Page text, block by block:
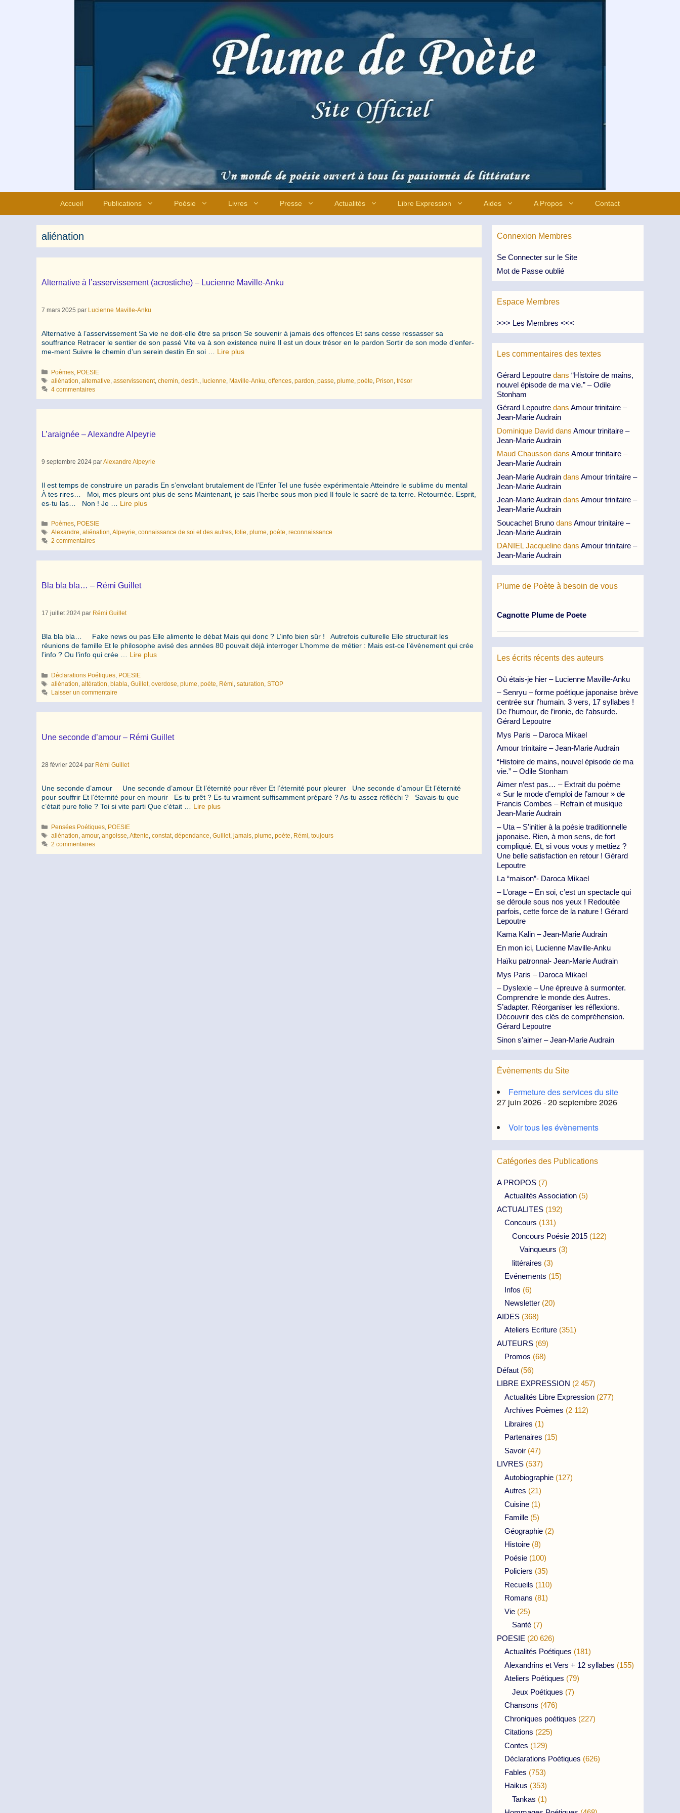
Accueil Publications Poésie Livres Presse Actualités Libre Expression Aides A Propos Contact
aliénation
Alternative à l’asservissement (acrostiche) – Lucienne Maville-Anku
7 mars 2025 par Lucienne Maville-Anku
Alternative à l’asservissement Sa vie ne doit-elle être sa prison Se souvenir à jamais des offences Et sans cesse ressasser sa
souffrance Retracer le sentier de son passé Vite va à son existence nuire Il est un doux trésor en le pardon Sortir de son mode d’enfer-
me-ment Suivre le chemin d’un serein destin En soi … Lire plus
Catégories
Poèmes POESIE
Étiquettes
aliénation ,alternative ,asservissenent,chemin ,destin. ,lucienne Maville-Anku ,offences ,pardon ,passe ,plume ,poète Prison ,trésor
4 commentaires
L’araignée – Alexandre Alpeyrie
9 septembre 2024 parAlexandre Alpeyrie
Il est temps de construire un paradis En s’envolant brutalement de l’Enfer Tel une fusée expérimentale Atteindre le sublime du mental
À tes rires… Moi, mes pleurs ont plus de sens Maintenant, je sais l’herbe sous mon pied Il foule le sacré de ta terre. Retournée. Esprit,
es-tu las… Non ! Je … Lire plus
Catégories
Poèmes, POESIE
Étiquettes
Alexandre,aliénation,Alpeyrie,connaissance de soi et des autres,folie,plume,poète,reconnaissance
2 commentaires
Bla bla bla… – Rémi Guillet
17 juillet 2024 par Rémi Guillet
Bla bla bla… Fake news ou pas Elle alimente le débat Mais qui donc ? L’info bien sûr ! Autrefois culturelle Elle structurait les
réunions de famille Et le philosophe avisé des années 80 pouvait déjà interroger L’homme de métier : Mais est-ce l’évènement qui crée
l’info ? Ou l’info qui crée … Lire plus
Catégories
Déclarations Poétiques, POESIE
Étiquettes
aliénation,altération, blabla,Guillet,overdose,plume,poète, Rémi,saturation,STOP
Laisser un commentaire
Une seconde d’amour – Rémi Guillet
28 février 2024 par Rémi Guillet
Une seconde d’amour Une seconde d’amour Et l’éternité pour rêver Et l’éternité pour pleurer Une seconde d’amour Et l’éternité
pour souffrir Et l’éternité pour en mourir Es-tu prêt ? Es-tu vraiment suffisamment préparé ? As-tu assez réfléchi ? Savais-tu que
c’était pure folie ? Toi si vite parti Que c’était … Lire plus
Catégories
Pensées Poétiques, POESIE
Étiquettes
aliénation,amour,angoisse,Attente,constat,dépendance,Guillet,jamais,plume,poète, Rémi,toujours
2 commentaires
Connexion Membres
Se Connecter sur le Site
Mot de Passe oublié
Espace Membres
>>> Les Membres <<<
Les commentaires des textes
Gérard Lepoutre dans “Histoire de mains,
nouvel épisode de ma vie.” – Odile
Stonham
Gérard Lepoutre dans Amour trinitaire –
Jean-Marie Audrain
Dominique David dans Amour trinitaire –
Jean-Marie Audrain
Maud Chausson dans Amour trinitaire –
Jean-Marie Audrain
Jean-Marie Audrain dans Amour trinitaire –
Jean-Marie Audrain
Jean-Marie Audrain dans Amour trinitaire –
Jean-Marie Audrain
Soucachet Bruno dans Amour trinitaire –
Jean-Marie Audrain
DANIEL Jacqueline dans Amour trinitaire –
Jean-Marie Audrain
Plume de Poète à besoin de vous
Cagnotte Plume de Poete
Les écrits récents des auteurs
Où étais-je hier – Lucienne Maville-Anku
– Senryu – forme poétique japonaise brève
centrée sur l’humain. 3 vers, 17 syllabes !
De l’humour, de l’ironie, de l’absurde.
Gérard Lepoutre
Mys Paris – Daroca Mikael
Amour trinitaire – Jean-Marie Audrain
“Histoire de mains, nouvel épisode de ma
vie.” – Odile Stonham
Aimer n’est pas… – Extrait du poème
« Sur le mode d’emploi de l’amour » de
Francis Combes – Refrain et musique
Jean-Marie Audrain
– Uta – S’initier à la poésie traditionnelle
japonaise. Rien, à mon sens, de fort
compliqué. Et, si vous vous y mettiez ?
Une belle satisfaction en retour ! Gérard
Lepoutre
La “maison”- Daroca Mikael
– L’orage – En soi, c’est un spectacle qui
se déroule sous nos yeux ! Redoutée
parfois, cette force de la nature ! Gérard
Lepoutre
Kama Kalin – Jean-Marie Audrain
En mon ici, Lucienne Maville-Anku
Haïku patronnal- Jean-Marie Audrain
Mys Paris – Daroca Mikael
– Dyslexie – Une épreuve à surmonter.
Comprendre le monde des Autres.
S’adapter. Réorganiser les réflexions.
Découvrir des clés de compréhension.
Gérard Lepoutre
Sinon s’aimer – Jean-Marie Audrain
Évènements du Site
Fermeture des services du site
27 juin 2026 - 20 septembre 2026
Voir tous les évènements
Catégories des Publications
A PROPOS (7)
Actualités Association (5)
ACTUALITES (192)
Concours (131)
Concours Poésie 2015 (122)
Vainqueurs (3)
littéraires (3)
Evénements (15)
Infos (6)
Newsletter (20)
AIDES (368)
Ateliers Ecriture (351)
AUTEURS (69)
Promos (68)
Défaut (56)
LIBRE EXPRESSION (2 457)
Actualités Libre Expression (277)
Archives Poèmes (2 112)
Libraires (1)
Partenaires (15)
Savoir (47)
LIVRES (537)
Autobiographie (127)
Autres (21)
Cuisine (1)
Famille (5)
Géographie (2)
Histoire (8)
Poésie (100)
Policiers (35)
Recueils (110)
Romans (81)
Vie (25)
Santé (7)
POESIE (20 626)
Actualités Poétiques (181)
Alexandrins et Vers + 12 syllabes (155)
Ateliers Poétiques (79)
Jeux Poétiques (7)
Chansons (476)
Chroniques poétiques (227)
Citations (225)
Contes (129)
Déclarations Poétiques (626)
Fables (753)
Haikus (353)
Tankas (1)